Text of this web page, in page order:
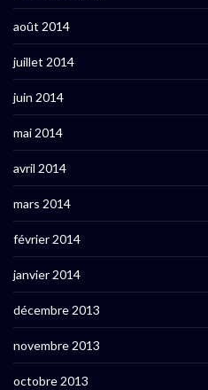
août 2014
juillet 2014
juin 2014
mai 2014
avril 2014
mars 2014
février 2014
janvier 2014
décembre 2013
novembre 2013
octobre 2013